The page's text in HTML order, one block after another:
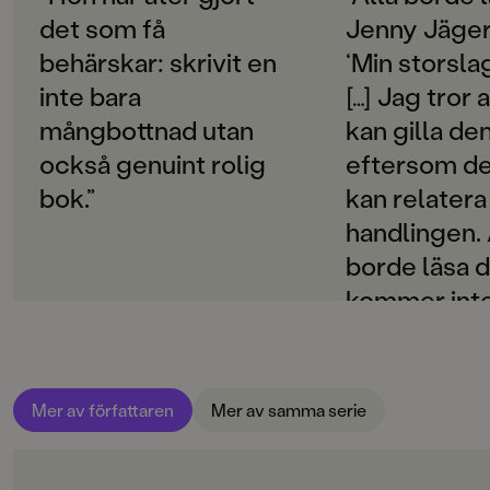
på AugustnomineradeMitt storslagna liv
Svenska
SERIE
Skärblackatrilogin
PUBLICERINGSDATUM
2021-03-26
LÄSORDNING
9789129725414
det som få
behärskar: skrivit en
inte bara
mångbottnad utan
också genuint rolig
bok.”
Jenny
‘Min
[…] Jag tror
kan gilla
eftersom
kan
handlingen.
borde läsa
kommer
Tilia 13 år
Mer av författaren Mer av samma serie